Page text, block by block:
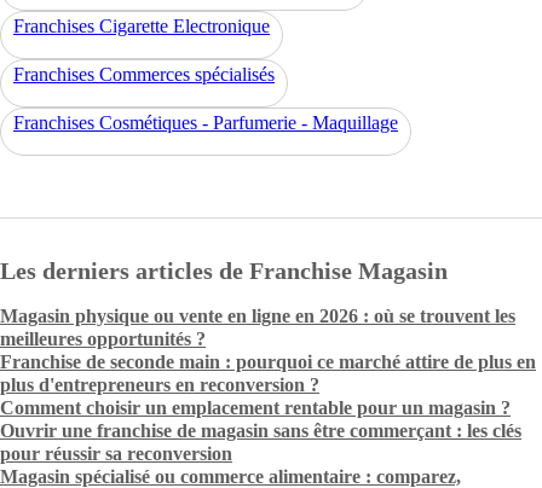
Franchises Cigarette Electronique
Franchises Commerces spécialisés
Franchises Cosmétiques - Parfumerie - Maquillage
Les derniers articles de Franchise Magasin
Magasin physique ou vente en ligne en 2026 : où se trouvent les
meilleures opportunités ?
Franchise de seconde main : pourquoi ce marché attire de plus en
plus d'entrepreneurs en reconversion ?
Comment choisir un emplacement rentable pour un magasin ?
Ouvrir une franchise de magasin sans être commerçant : les clés
pour réussir sa reconversion
Magasin spécialisé ou commerce alimentaire : comparez,